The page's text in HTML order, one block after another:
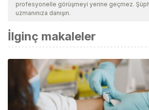
tarafından derinlemesine incelendi. Bu
kabul edildi.
Vieira DR et al.“Plant species used in
ethnopharmacology aspects and
evaluation”,
J Ethnopharmacol.
2014
Yousef A. Taher et al. “Experimental
inflammatory, antinociceptive and
profesyonelle görüşmeyi yerine geçmez.
uzmanınıza danışın.
İlginç makaleler